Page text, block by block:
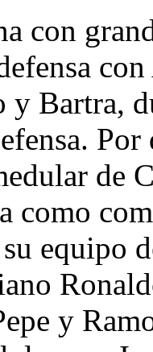
con
y Bartra,
de
como
equipo
y